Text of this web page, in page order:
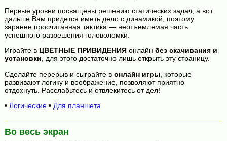
Первые уровни посвящены решению статических задач, а вот
дальше Вам придется иметь дело с динамикой, поэтому
заранее просчитанная тактика — неотъемлемая часть
успешного разрешения головоломки.
Играйте в ЦВЕТНЫЕ ПРИВИДЕНИЯонлайн без скачивания и
установки, для этого достаточно лишь открыть эту страницу.
Сделайте перерыв и сыграйте в онлайн игры , которые
развивают логику и воображение, позволяют приятно
отдохнуть. Расслабьтесь и отвлекитесь от дел!
• Логические• Для планшета
Во весь экран